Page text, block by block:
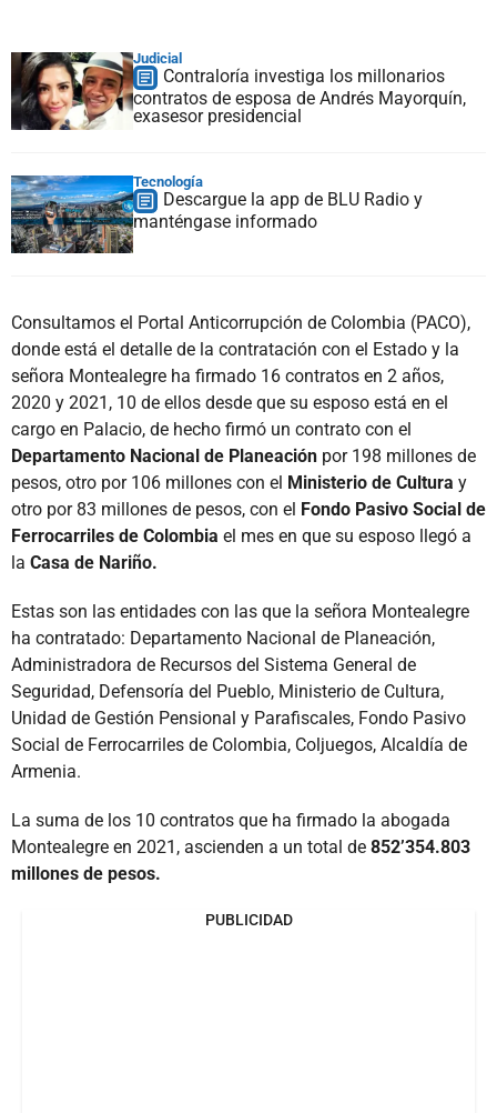
Judicial
Contraloría investiga los millonarios
contratos de esposa de Andrés Mayorquín,
exasesor presidencial
Tecnología
Descargue la app de BLU Radio y
manténgase informado
Consultamos el Portal Anticorrupción de Colombia (PACO),
donde está el detalle de la contratación con el Estado y la
señora Montealegre ha firmado 16 contratos en 2 años,
2020 y 2021, 10 de ellos desde que su esposo está en el
cargo en Palacio, de hecho firmó un contrato con el
Departamento Nacional de Planeación por 198 millones de
pesos, otro por 106 millones con el Ministerio de Cultura y
otro por 83 millones de pesos, con el Fondo Pasivo Social de
Ferrocarriles de Colombia el mes en que su esposo llegó a
la Casa de Nariño.
Estas son las entidades con las que la señora Montealegre
ha contratado: Departamento Nacional de Planeación,
Administradora de Recursos del Sistema General de
Seguridad, Defensoría del Pueblo, Ministerio de Cultura,
Unidad de Gestión Pensional y Parafiscales, Fondo Pasivo
Social de Ferrocarriles de Colombia, Coljuegos, Alcaldía de
Armenia.
La suma de los 10 contratos que ha firmado la abogada
Montealegre en 2021, ascienden a un total de 852’354.803
millones de pesos.
PUBLICIDAD